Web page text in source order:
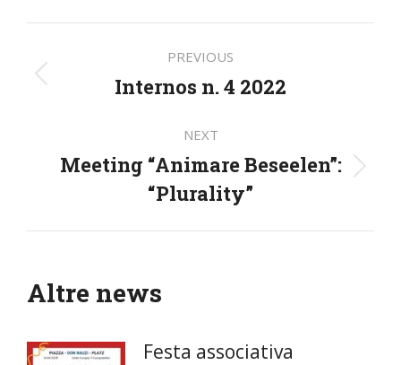
navigation
PREVIOUS
Previous
Internos n. 4 2022
NEXT
Next
post:
Meeting “Animare Beseelen”:
“Plurality”
Altre news
Festa associativa